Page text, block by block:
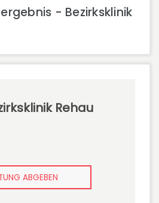
- Bezirksklinik
Rehau
ABGEBEN